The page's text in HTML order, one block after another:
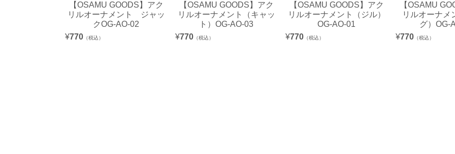
【OSAMU GOODS】アク
リルオーナメント ジャッ
クOG-AO-02
¥770 （税込）
【OSAMU GOODS】アク
リルオーナメント（キャッ
ト）OG-AO-03
¥770 （税込）
【OSAMU GOODS】アク
リルオーナメント（ジル）
OG-AO-01
¥770 （税込）
【OSAMU
リルオーナメ
グ）OG-
¥770 （税込）